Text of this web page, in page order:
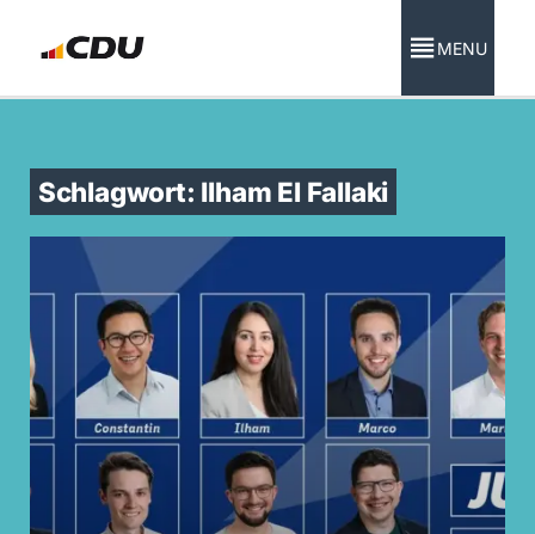
MENU
Schlagwort: Ilham El Fallaki